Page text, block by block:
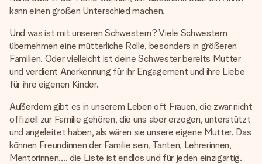
kann einen großen Unterschied machen.
Und was ist mit unseren Schwestern? Viele Schwestern
übernehmen eine mütterliche Rolle, besonders in größeren
Familien. Oder vielleicht ist deine Schwester bereits Mutter
und verdient Anerkennung für ihr Engagement und ihre Liebe
für ihre eigenen Kinder.
Außerdem gibt es in unserem Leben oft Frauen, die zwar nicht
offiziell zur Familie gehören, die uns aber erzogen, unterstützt
und angeleitet haben, als wären sie unsere eigene Mutter. Das
können Freundinnen der Familie sein, Tanten, Lehrerinnen,
Mentorinnen.... die Liste ist endlos und für jeden einzigartig.